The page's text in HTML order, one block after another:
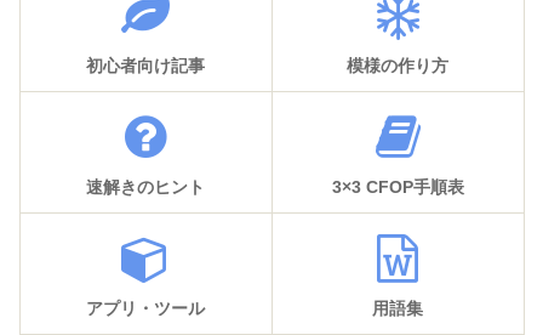
初心者向け記事 模様の作り方
速解きのヒント 3×3 CFOP手順表
アプリ・ツール 用語集